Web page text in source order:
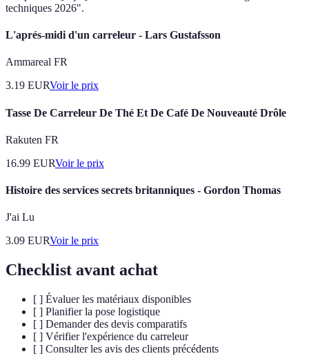
techniques 2026".
L'aprés-midi d'un carreleur - Lars Gustafsson
Ammareal FR
3.19 EURVoir le prix
Tasse De Carreleur De Thé Et De Café De Nouveauté Drôle
Rakuten FR
16.99 EURVoir le prix
Histoire des services secrets britanniques - Gordon Thomas
J'ai Lu
3.09 EURVoir le prix
Checklist avant achat
[ ] Évaluer les matériaux disponibles
[ ] Planifier la pose logistique
[ ] Demander des devis comparatifs
[ ] Vérifier l'expérience du carreleur
[ ] Consulter les avis des clients précédents